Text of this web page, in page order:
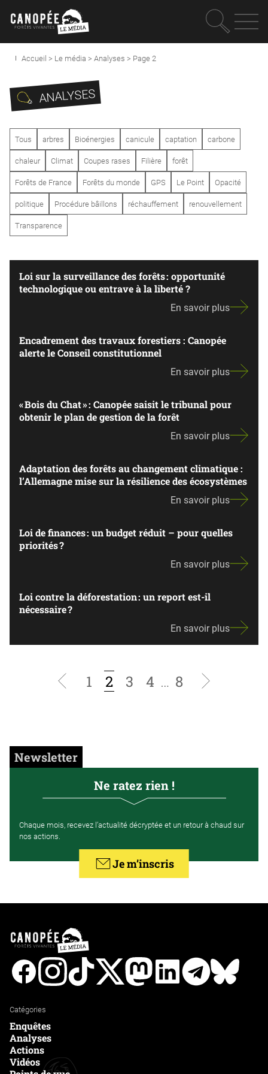
OUVRIR LE
Accueil > Le média > Analyses > Page 2
ANALYSES
Tous arbres Bioénergies canicule captation
carbone
chaleur
Climat Coupes rases Filière
forêt
Forêts de France
Forêts du monde GPS Le Point
Opacité
politique
Procédure bâillons réchauffement
renouvellement
Transparence
Loi sur la surveillance des forêts : opportunité
technologique ou entrave à la liberté ?
En savoir plus
Encadrement des travaux forestiers : Canopée
alerte le Conseil constitutionnel
En savoir plus
« Bois du Chat » : Canopée saisit le tribunal pour
obtenir le plan de gestion de la forêt
En savoir plus
Adaptation des forêts au changement climatique :
l’Allemagne mise sur la résilience des écosystèmes
En savoir plus
Loi de finances : un budget réduit – pour quelles
priorités ?
En savoir plus
Loi contre la déforestation : un report est-il
nécessaire ?
En savoir plus
1 2 3 4 … 8
Newsletter
Ne ratez rien !
Chaque mois, recevez l’actualité décryptée et un retour à chaud sur
nos actions.
Je m’inscris
FacebookInstagramTiktok Twitter MastodonLinkedinTelegram
Catégories
Enquêtes
Analyses
Actions
Vidéos